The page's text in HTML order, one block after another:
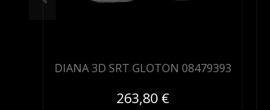
DIANA 3D SRT GLOTON 08479393
263,80 €